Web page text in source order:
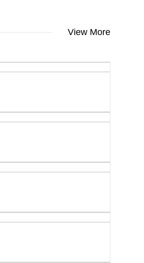
View More